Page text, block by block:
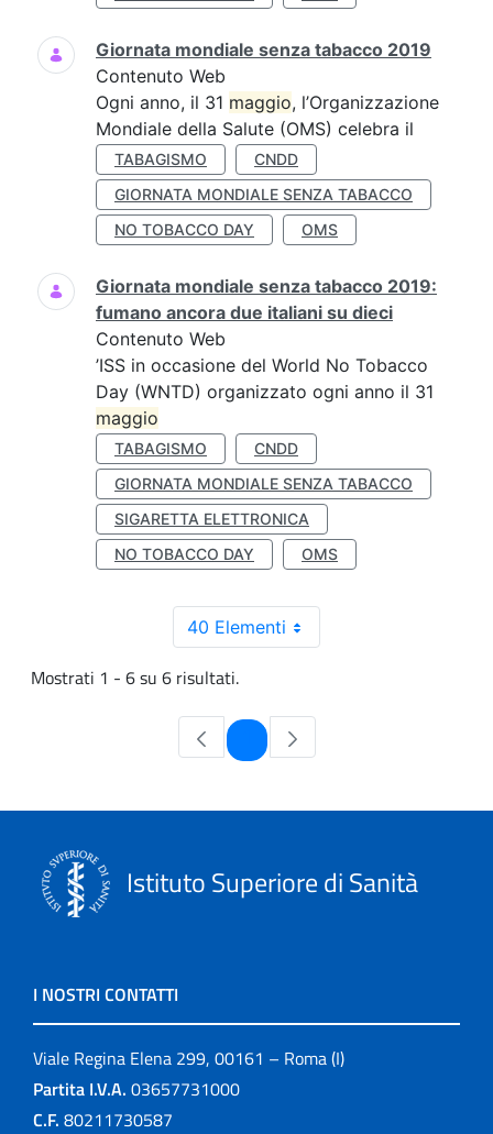
Giornata mondiale senza tabacco 2019
Contenuto Web
Ogni anno, il 31 maggio, l’Organizzazione
Mondiale della Salute (OMS) celebra il
TABAGISMO
CNDD
GIORNATA MONDIALE SENZA TABACCO
NO TOBACCO DAY
OMS
Giornata mondiale senza tabacco 2019:
fumano ancora due italiani su dieci
Contenuto Web
’ISS in occasione del World No Tobacco
Day (WNTD) organizzato ogni anno il 31
maggio
TABAGISMO
CNDD
GIORNATA MONDIALE SENZA TABACCO
SIGARETTA ELETTRONICA
NO TOBACCO DAY
OMS
40 Elementi
Mostrati 1 - 6 su 6 risultati.
Pagina
Istituto Superiore di Sanità
I NOSTRI CONTATTI
Viale Regina Elena 299, 00161 – Roma (I)
Partita I.V.A. 03657731000
C.F. 80211730587